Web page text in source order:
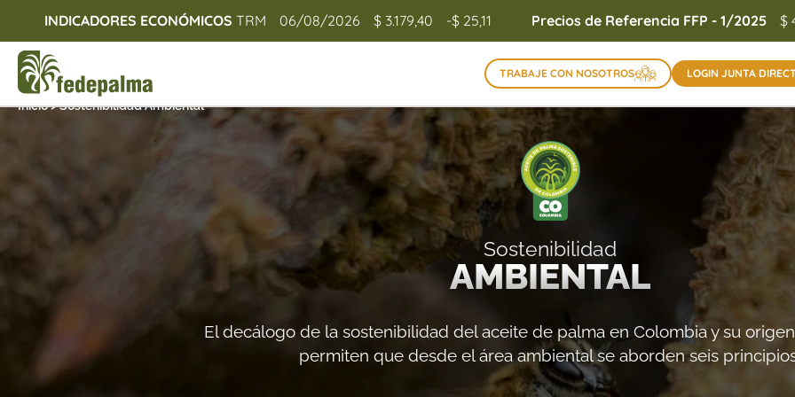
INDICADORES ECONÓMICOS TRM 06/08/2026 $ 3.179,40 -$ 25,11 Precios de Referencia FFP - 1/2025 $
TRABAJE CON NOSOTROS LOGIN JUNTA
Inicio>Sostenibilidad Ambiental
Sostenibilidad
AMBIENTAL
El decálogo de la sostenibilidad del aceite de palma en Colombia y su
permiten que desde el área ambiental se aborden seis